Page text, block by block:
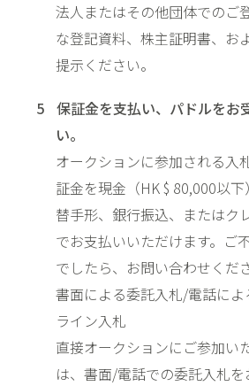
法人またはその他団体でのご
な登記資料、株主証明書、お
提示ください。
保証金を支払い、パドルをお
い。
オークションに参加される入
証金を現金（HK $ 80,000以
替手形、銀行振込、またはク
でお支払いいただけます。ご
でしたら、お問い合わせくだ
書面による委託入札/電話に
ライン入札
直接オークションにご参加い
は、書面/電話での委託入札